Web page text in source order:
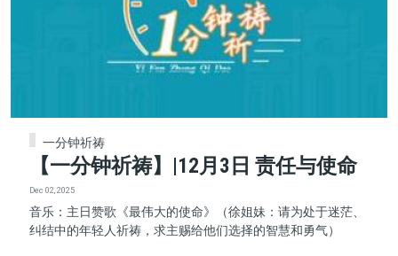
一分钟祈祷
【一分钟祈祷】|12月3日 责任与使命
Dec 02, 2025
音乐：主日赞歌《最伟大的使命》（徐姐妹：请为处于迷茫、
纠结中的年轻人祈祷，求主赐给他们选择的智慧和勇气）